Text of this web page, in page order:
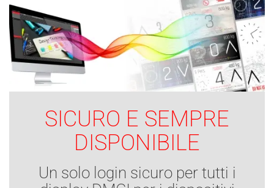
SICURO E SEMPRE
DISPONIBILE
Un solo login sicuro per tutti i